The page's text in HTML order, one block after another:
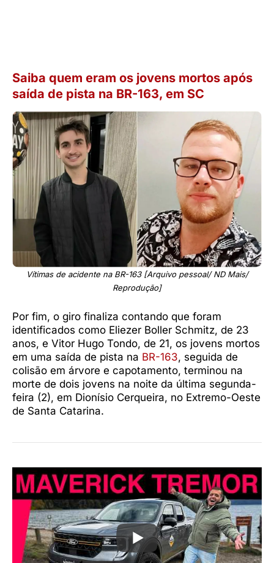
Saiba quem eram os jovens mortos após
saída de pista na BR-163, em SC
Vítimas de acidente na BR-163 [Arquivo pessoal/ ND Mais/
Reprodução]
Por fim, o giro finaliza contando que foram
identificados como Eliezer Boller Schmitz, de 23
anos, e Vitor Hugo Tondo, de 21, os jovens mortos
em uma saída de pista na BR-163, seguida de
colisão em árvore e capotamento, terminou na
morte de dois jovens na noite da última segunda-
feira (2), em Dionísio Cerqueira, no Extremo-Oeste
de Santa Catarina.